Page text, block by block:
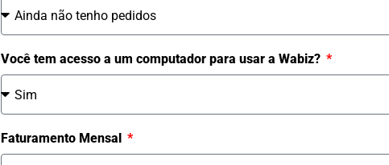
Você tem acesso a um computador para usar a Wabiz?
Faturamento Mensal